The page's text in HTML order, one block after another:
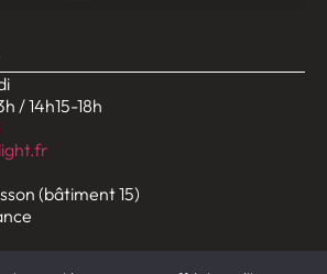
/ 14h15-18h
(bâtiment 15)